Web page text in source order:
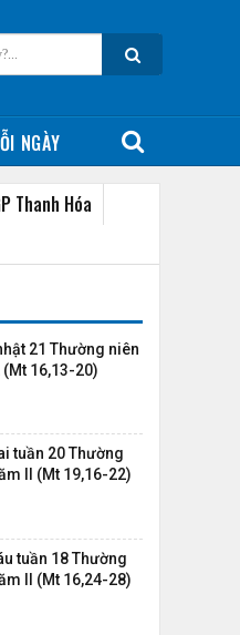
NGÀY
Thanh Hóa
21 Thường niên
(Mt 16,13-20)
tuần 20 Thường
II (Mt 19,16-22)
tuần 18 Thường
II (Mt 16,24-28)